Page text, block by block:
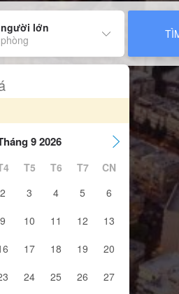
lớn
9 2026
T5 T6 T7
CN
2
3 4 5
6
9
10 11 12
13
17 18 19
20
24 25 26 27